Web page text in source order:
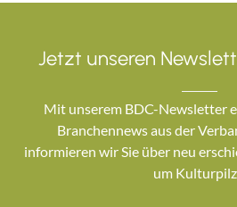
Jetzt unseren
Mit unserem BDC-Newsletter
Branchennews aus der
informieren wir Sie über neu
um